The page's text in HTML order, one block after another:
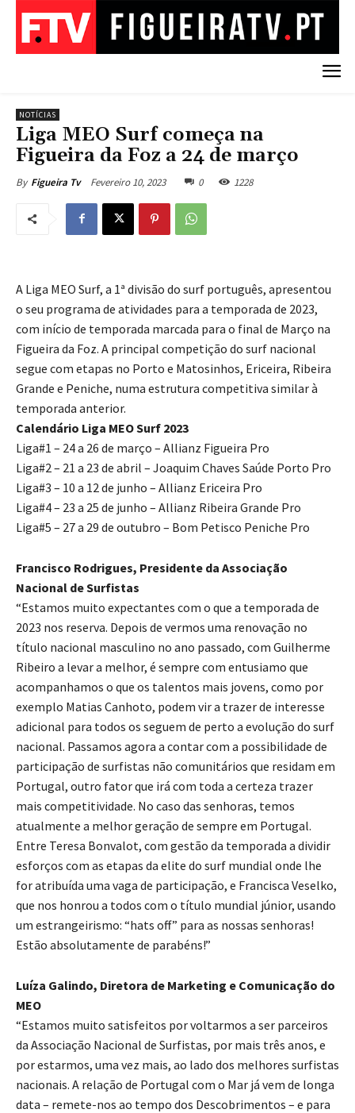
NOTÍCIAS
Liga MEO Surf começa na
Figueira da Foz a 24 de março
By Figueira Tv Fevereiro 10, 2023 0 1228
A Liga MEO Surf, a 1ª divisão do surf português, apresentou
o seu programa de atividades para a temporada de 2023,
com início de temporada marcada para o final de Março na
Figueira da Foz. A principal competição do surf nacional
segue com etapas no Porto e Matosinhos, Ericeira, Ribeira
Grande e Peniche, numa estrutura competitiva similar à
temporada anterior.
Calendário Liga MEO Surf 2023
Liga#1 – 24 a 26 de março – Allianz Figueira Pro
Liga#2 – 21 a 23 de abril – Joaquim Chaves Saúde Porto Pro
Liga#3 – 10 a 12 de junho – Allianz Ericeira Pro
Liga#4 – 23 a 25 de junho – Allianz Ribeira Grande Pro
Liga#5 – 27 a 29 de outubro – Bom Petisco Peniche Pro
Francisco Rodrigues, Presidente da Associação
Nacional de Surfistas
“Estamos muito expectantes com o que a temporada de
2023 nos reserva. Depois de vermos uma renovação no
título nacional masculino no ano passado, com Guilherme
Ribeiro a levar a melhor, é sempre com entusiamo que
acompanhamos o que os talentos mais jovens, como por
exemplo Matias Canhoto, podem vir a trazer de interesse
adicional para todos os seguem de perto a evolução do surf
nacional. Passamos agora a contar com a possibilidade de
participação de surfistas não comunitários que residam em
Portugal, outro fator que irá com toda a certeza trazer
mais competitividade. No caso das senhoras, temos
atualmente a melhor geração de sempre em Portugal.
Entre Teresa Bonvalot, com gestão da temporada a dividir
esforços com as etapas da elite do surf mundial onde lhe
for atribuída uma vaga de participação, e Francisca Veselko,
que nos honrou a todos com o título mundial júnior, usando
um estrangeirismo: “hats off” para as nossas senhoras!
Estão absolutamente de parabéns!”
Luíza Galindo, Diretora de Marketing e Comunicação do
MEO
“Estamos muito satisfeitos por voltarmos a ser parceiros
da Associação Nacional de Surfistas, por mais três anos, e
por estarmos, uma vez mais, ao lado dos melhores surfistas
nacionais. A relação de Portugal com o Mar já vem de longa
data – remete-nos ao tempo dos Descobrimentos – e para